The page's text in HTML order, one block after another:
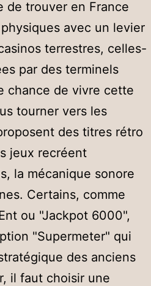
de trouver en France
avec un levier
terrestres, celles-
par des terminels
chance de vivre cette
tourner vers les
des titres rétro
jeux recréent
la mécanique sonore
Certains, comme
ou "Jackpot 6000",
"Supermeter" qui
des anciens
il faut choisir une